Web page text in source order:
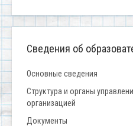
Сведения об
Основные сведения
Структура и органы
организацией
Документы